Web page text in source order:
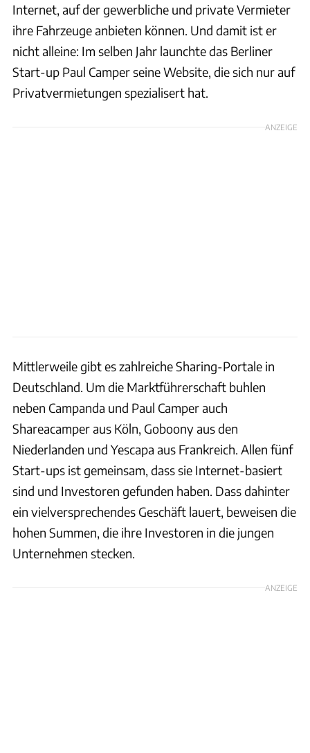
Internet, auf der gewerbliche und private Vermieter
ihre Fahrzeuge anbieten können. Und damit ist er
nicht alleine: Im selben Jahr launchte das Berliner
Start-up Paul Camper seine Website, die sich nur auf
Privatvermietungen spezialisert hat.
ANZEIGE
Mittlerweile gibt es zahlreiche Sharing-Portale in
Deutschland. Um die Marktführerschaft buhlen
neben Campanda und Paul Camper auch
Shareacamper aus Köln, Goboony aus den
Niederlanden und Yescapa aus Frankreich. Allen fünf
Start-ups ist gemeinsam, dass sie Internet-basiert
sind und Investoren gefunden haben. Dass dahinter
ein vielversprechendes Geschäft lauert, beweisen die
hohen Summen, die ihre Investoren in die jungen
Unternehmen stecken.
ANZEIGE